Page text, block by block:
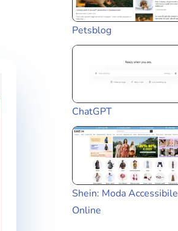
Petsblog
ChatGPT
Shein: Moda Accessibile
Online